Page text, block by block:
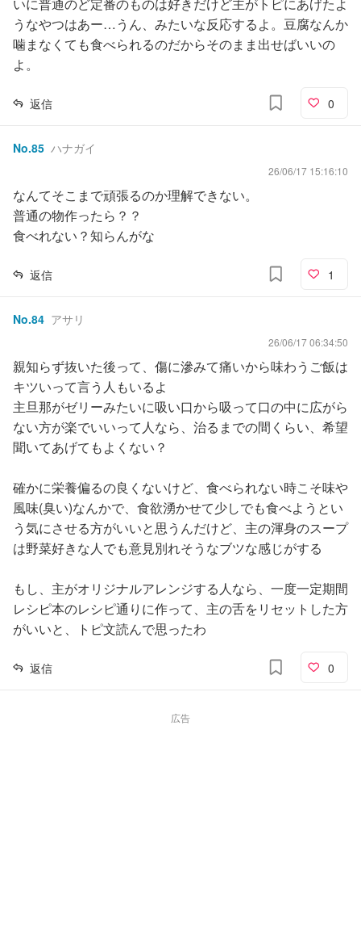
うなやつはあー…うん、みたいな反応するよ。豆腐なんか
噛まなくても食べられるのだからそのまま出せばいいの
よ。
返信 0
No.85 ハナガイ
26/06/17 15:16:10
なんてそこまで頑張るのか理解できない。
普通の物作ったら？？
食べれない？知らんがな
返信 1
No.84 アサリ
26/06/17 06:34:50
親知らず抜いた後って、傷に滲みて痛いから味わうご飯は
キツいって言う人もいるよ
主旦那がゼリーみたいに吸い口から吸って口の中に広がら
ない方が楽でいいって人なら、治るまでの間くらい、希望
聞いてあげてもよくない？
確かに栄養偏るの良くないけど、食べられない時こそ味や
風味(臭い)なんかで、食欲湧かせて少しでも食べようとい
う気にさせる方がいいと思うんだけど、主の渾身のスープ
は野菜好きな人でも意見別れそうなブツな感じがする
もし、主がオリジナルアレンジする人なら、一度一定期間
レシピ本のレシピ通りに作って、主の舌をリセットした方
がいいと、トピ文読んで思ったわ
返信 0
広告